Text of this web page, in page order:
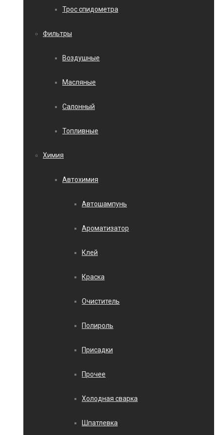
Трос спидометра
Фильтры
Воздушные
Масляные
Салонный
Топливные
Химия
Автохимия
Автошампунь
Ароматизатор
Клей
Краска
Очиститель
Полироль
Присадки
Прочее
Холодная сварка
Шпатлевка